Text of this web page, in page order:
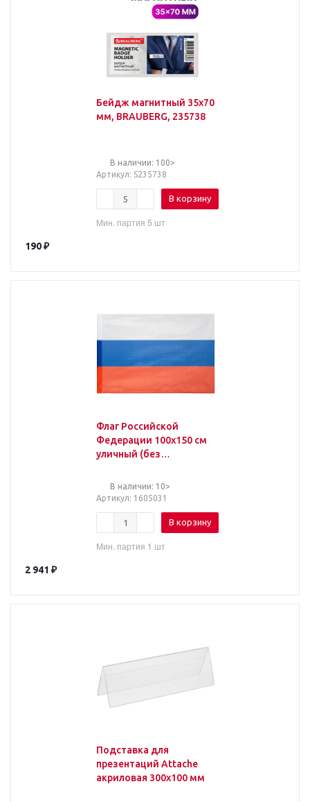
Бейдж магнитный 35х70
мм, BRAUBERG, 235738
В наличии: 100>
Артикул: S235738
В корзину
Мин. партия 5 шт
190₽
Флаг Российской
Федерации 100х150 см
уличный (без
В наличии: 10>
Артикул: 1605031
В корзину
Мин. партия 1 шт
2 941 ₽
Подставка для
презентаций Attache
акриловая 300х100 мм